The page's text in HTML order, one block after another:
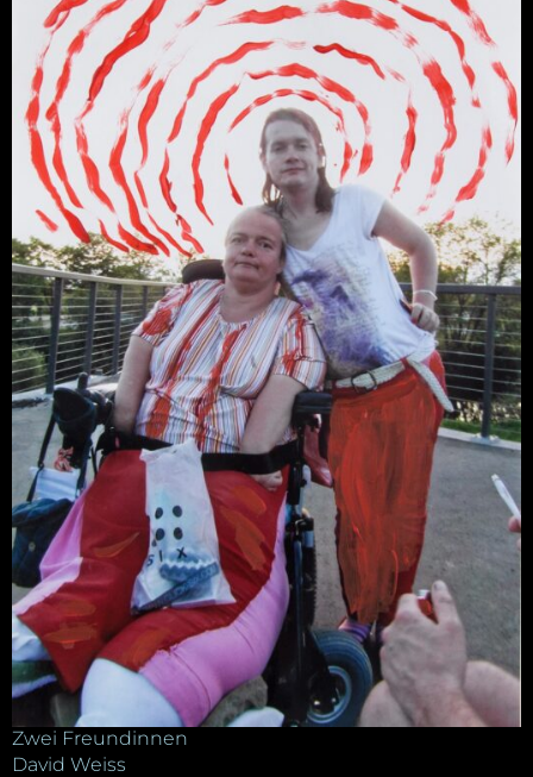
Zwei Freundinnen
David Weiss